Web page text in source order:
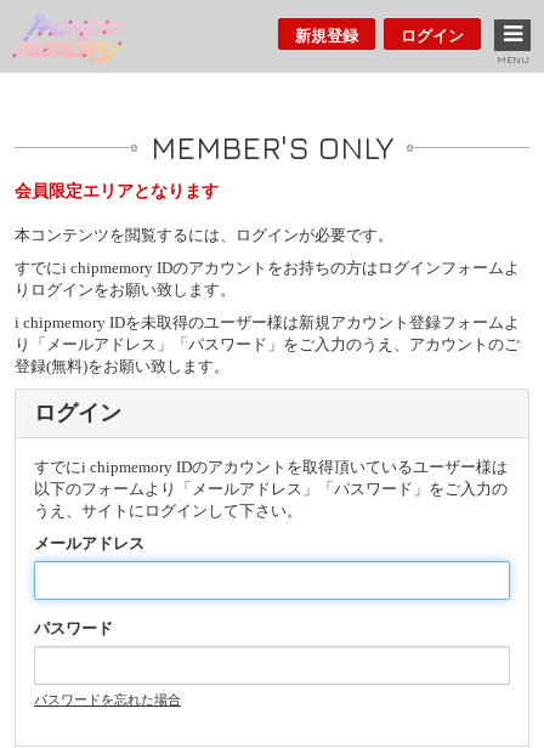
新規登録 ログイン
MENU
MEMBER'S ONLY
会員限定エリアとなります
本コンテンツを閲覧するには、ログインが必要です。
すでにi chipmemory IDのアカウントをお持ちの方はログインフォームよ
りログインをお願い致します。
i chipmemory IDを未取得のユーザー様は新規アカウント登録フォームよ
り「メールアドレス」「パスワード」をご入力のうえ、アカウントのご
登録(無料)をお願い致します。
ログイン
すでにi chipmemory IDのアカウントを取得頂いているユーザー様は
以下のフォームより「メールアドレス」「パスワード」をご入力の
うえ、サイトにログインして下さい。
メールアドレス
パスワード
パスワードを忘れた場合